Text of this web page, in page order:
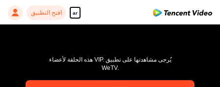
ar افتح التطبيق
pay limit
هذه الحلقة لأعضاء VIP. يُرجى مشاهدتها على تطبيق
WeTV.